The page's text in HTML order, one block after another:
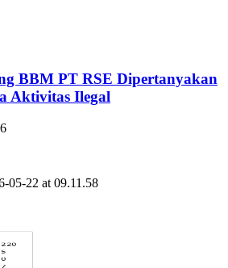
BBM PT RSE Dipertanyakan
Aktivitas Ilegal